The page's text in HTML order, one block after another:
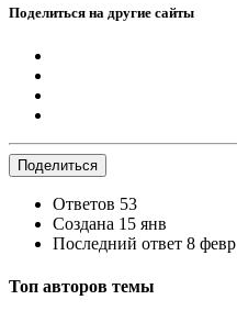
Поделиться на другие сайты
Поделиться
Ответов 53
Создана 15 янв
Последний ответ 8 февр
Топ авторов темы